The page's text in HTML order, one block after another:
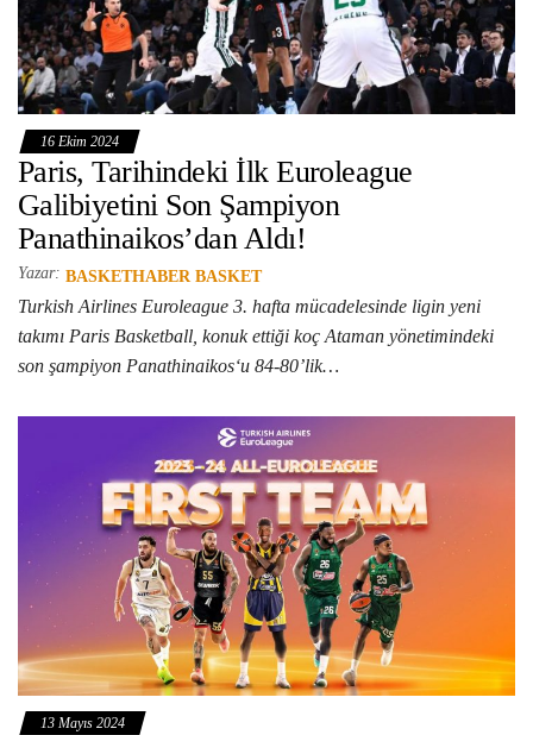
16 Ekim 2024
Paris, Tarihindeki İlk Euroleague
Galibiyetini Son Şampiyon
Panathinaikos’dan Aldı!
Yazar: BASKETHABER BASKET
Turkish Airlines Euroleague 3. hafta mücadelesinde ligin yeni
takımı Paris Basketball, konuk ettiği koç Ataman yönetimindeki
son şampiyon Panathinaikos‘u 84-80’lik…
13 Mayıs 2024